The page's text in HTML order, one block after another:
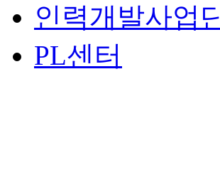
인력개발사업
PL센터